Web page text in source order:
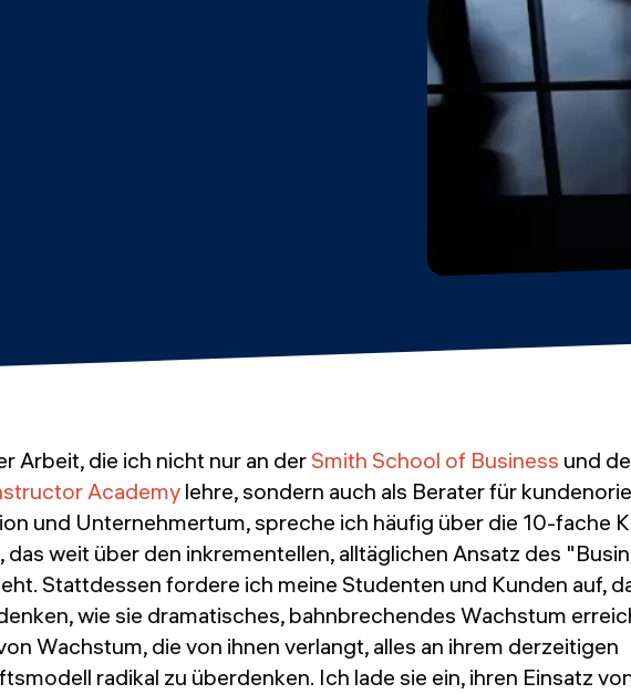
Arbeit, die ich nicht nur an der Smith School of Business und
Academylehre, sondern auch als Berater für
und Unternehmertum, spreche ich häufig über die 10-fache
das weit über den inkrementellen, alltäglichen Ansatz des
Stattdessen fordere ich meine Studenten und Kunden auf,
wie sie dramatisches, bahnbrechendes Wachstum
Wachstum, die von ihnen verlangt, alles an ihrem derzeitigen
radikal zu überdenken. Ich lade sie ein, ihren Einsatz